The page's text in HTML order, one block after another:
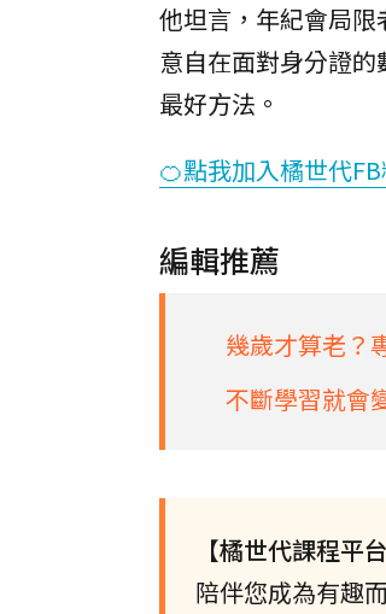
他坦言，年紀會局
意自在面對身分證
最好方法。
🍊點我加入橘世代
編輯推薦
幾歲才算老？
不斷學習就會
【橘世代課程平台
陪伴您成為有趣